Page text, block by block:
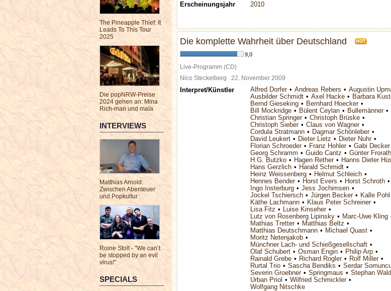
The Pineapple Thief: It
Leads To This Tour
2025
Die popNRW-Preise
2024 gehen an: Mina
Rich-man und maïa
INTERVIEWS
Matthias Arnold:
Zwischen Abenteuer
und Popkultur
Roine Stolt - "We can’t
be stopped by an evil
virus!"
SPECIALS
Erscheinungsjahr
2010
Die komplette Wahrheit über Deutschland HOT
9,0
Live-Programm (CD)
Nico Steckelberg 22. November 2009
Interpret/Künstler Alfred Dorfer Andreas Rebers
Augustin
Ausbilder Schmidt
Axel Hacke
Barbara
Bernd Gieseking
Bernhard Hoecker
Bill Mockridge
Bülent Ceylan
Bullemänner
Christian Springer
Christoph Brüske
Christoph Sieber
Claus von Wagner
Cordula Stratmann
Dagmar Schönleber
David Leukert
Dieter Lietz
Dieter Nuhr
Florian Schroeder
Franz Hohler
Gabi Decker
Georg Schramm
Guido Cantz
Günter Frorath
H.G. Butzko
Hagen Rether
Hanns Dieter
Hans Gerzlich
Harald Schmidt
Heinz Weissenberg
Helmut Schleich
Hennes Bender
Horst Evers
Horst Schroth
Ingo Insterburg
Jess Jochimsen
Jockel Tschiersch
Jürgen Becker
Kalle Pohl
Käthe Lachmann
Klaus Peter Schreiner
Lisa Fitz
Luise Kinseher
Lutz von Rosenberg Lipinsky
Marc-Uwe Kling
Mathias Tretter
Matthias Beltz
Matthias Deutschmann
Michael Quast
Moritz Netenjakob
Münchner Lach- und Schießgesellschaft
Olaf Schubert
Osman Engin
Philip Arp
Rainald Grebe
Richard Rogler
Rolf Miller
Rurtal Trio
Sascha Bendiks
Serdar
Severin Groebner
Springmaus
Stephan Wald
Urban Priol
Wilfried Schmickler
Wolfgang Nitschke